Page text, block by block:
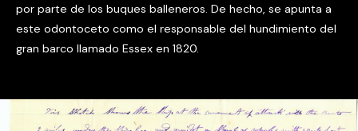
por parte de los buques balleneros. De hecho, se apunta a
este odontoceto como el responsable del hundimiento del
gran barco llamado Essex en 1820.